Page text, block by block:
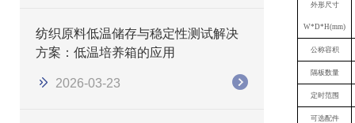
纺织原料低温储存与稳定性测试解决
方案：低温培养箱的应用
2026-03-23
外形尺寸
W*D*H(mm)
公称容积
隔板数量
定时范围
可选配件